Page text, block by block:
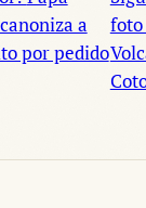
a
por pedido
foto